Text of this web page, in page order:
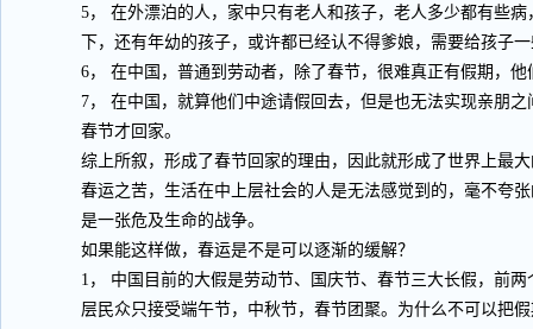
5， 在外漂泊的人，家中只有老人和孩子，老人多少都有些
下，还有年幼的孩子，或许都已经认不得爹娘，需要给孩子
6， 在中国，普通到劳动者，除了春节，很难真正有假期，
7， 在中国，就算他们中途请假回去，但是也无法实现亲朋
春节才回家。
综上所叙，形成了春节回家的理由，因此就形成了世界上最
春运之苦，生活在中上层社会的人是无法感觉到的，毫不夸
是一张危及生命的战争。
如果能这样做，春运是不是可以逐渐的缓解？
1， 中国目前的大假是劳动节、国庆节、春节三大长假，前
层民众只接受端午节，中秋节，春节团聚。为什么不可以把